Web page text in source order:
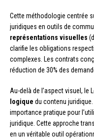
Cette méthodologie centrée
juridiques en outils de
représentations visuelles
clarifie les obligations
complexes. Les contrats
réduction de 30% des
Au-delà de l’aspect visuel, le
logique du contenu
importance pratique pour
juridique. Cette approche
en un véritable outil